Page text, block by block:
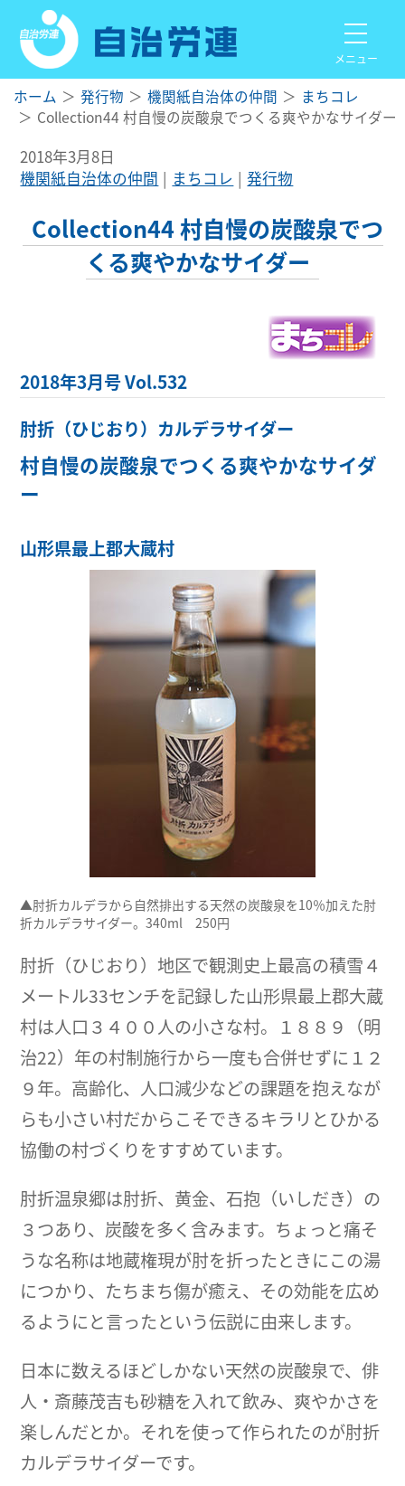
メニュー
ホーム 発行物 機関紙自治体の仲間
まちコレ
Collection44 村自慢の炭酸泉でつくる爽やかなサイダー
2018年3月8日
機関紙自治体の仲間
まちコレ 発行物
Collection44 村自慢の炭酸泉でつ
くる爽やかなサイダー
2018年3月号 Vol.532
肘折（ひじおり）カルデラサイダー
村自慢の炭酸泉でつくる爽やかなサイダ
ー
山形県最上郡大蔵村
▲肘折カルデラから自然排出する天然の炭酸泉を10％加えた肘
折カルデラサイダー。340ml 250円
肘折（ひじおり）地区で観測史上最高の積雪４
メートル33センチを記録した山形県最上郡大蔵
村は人口３４００人の小さな村。１８８９（明
治22）年の村制施行から一度も合併せずに１２
９年。高齢化、人口減少などの課題を抱えなが
らも小さい村だからこそできるキラリとひかる
協働の村づくりをすすめています。
肘折温泉郷は肘折、黄金、石抱（いしだき）の
３つあり、炭酸を多く含みます。ちょっと痛そ
うな名称は地蔵権現が肘を折ったときにこの湯
につかり、たちまち傷が癒え、その効能を広め
るようにと言ったという伝説に由来します。
日本に数えるほどしかない天然の炭酸泉で、俳
人・斎藤茂吉も砂糖を入れて飲み、爽やかさを
楽しんだとか。それを使って作られたのが肘折
カルデラサイダーです。